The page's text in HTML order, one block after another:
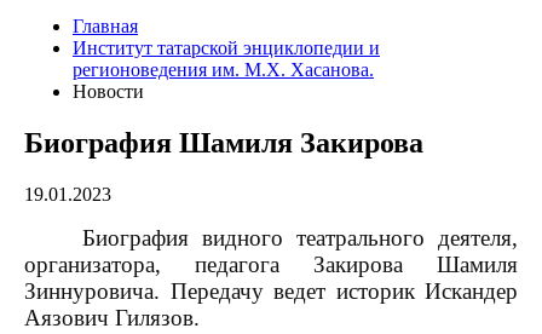
Главная
Институт татарской энциклопедии и
регионоведения им. М.Х. Хасанова.
Новости
Биография Шамиля Закирова
19.01.2023
Биография видного театрального деятеля,
организатора, педагога Закирова Шамиля
Зиннуровича. Передачу ведет историк Искандер
Аязович Гилязов.